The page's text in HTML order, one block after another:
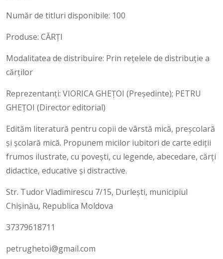
Număr de titluri disponibile: 100
Produse: CĂRȚI
Modalitatea de distribuire: Prin rețelele de distribuție a
cărților
Reprezentanți: VIORICA GHEŢOI (Președinte); PETRU
GHEŢOI (Director editorial)
Edităm literatură pentru copii de vârstă mică, preșcolară
și școlară mică. Propunem micilor iubitori de carte ediții
frumos ilustrate, cu povești, cu legende, abecedare, cărți
didactice, educative și distractive.
Str. Tudor Vladimirescu 7/15, Durlești, municipiul
Chișinău, Republica Moldova
37379618711
petrughetoi@gmail.com